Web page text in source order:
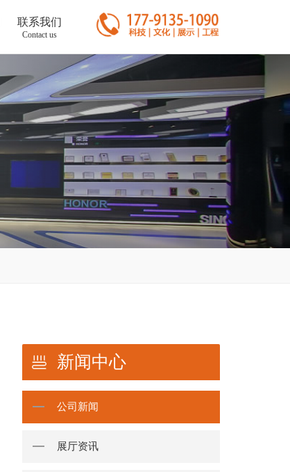
联系我们
Contact us
新闻中心
公司新闻
展厅资讯